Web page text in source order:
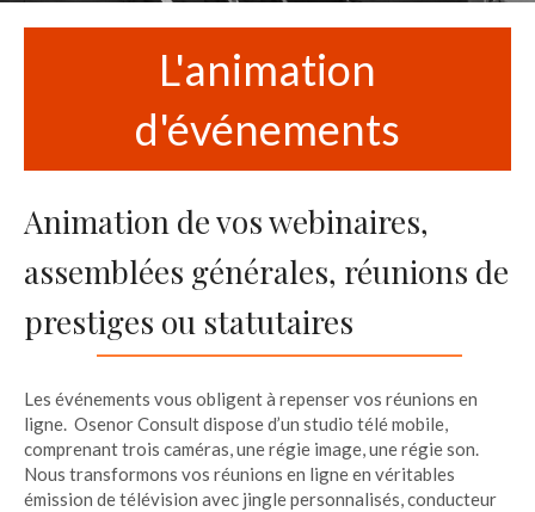
L'animation
d'événements
Animation de vos webinaires,
assemblées générales, réunions de
prestiges ou statutaires
Les événements vous obligent à repenser vos réunions en
ligne. Osenor Consult dispose d’un studio télé mobile,
comprenant trois caméras, une régie image, une régie son.
Nous transformons vos réunions en ligne en véritables
émission de télévision avec jingle personnalisés, conducteur